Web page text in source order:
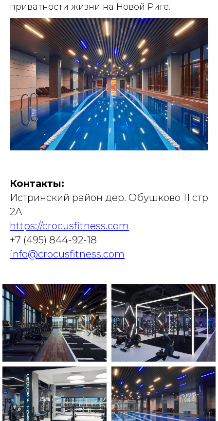
приватности жизни на Новой Риге.
Контакты:
Истринский район дер. Обушково 11 стр
2А
https://crocusfitness.com
+7 (495) 844-92-18
info@crocusfitness.com